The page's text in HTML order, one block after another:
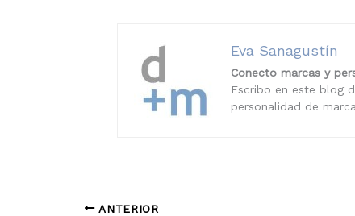
Eva Sanagustín
Conecto marcas y
Escribo en este blog
personalidad de
ANTERIOR